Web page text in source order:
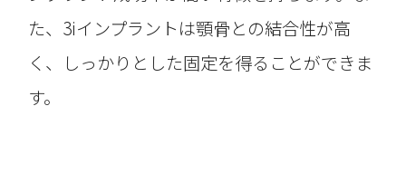
た、3iインプラントは顎骨との結合性が高
く、しっかりとした固定を得ることができま
す。